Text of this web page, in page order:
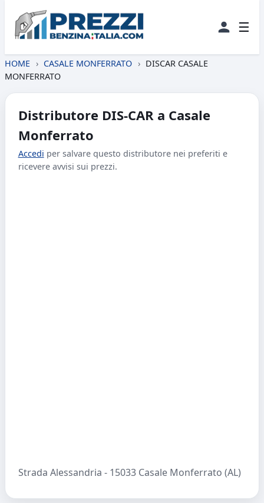
☰
HOME › CASALE MONFERRATO › DISCAR CASALE
MONFERRATO
Distributore DIS-CAR a Casale
Monferrato
Accedi per salvare questo distributore nei preferiti e
ricevere avvisi sui prezzi.
Strada Alessandria - 15033 Casale Monferrato (AL)